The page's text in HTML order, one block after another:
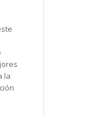
la